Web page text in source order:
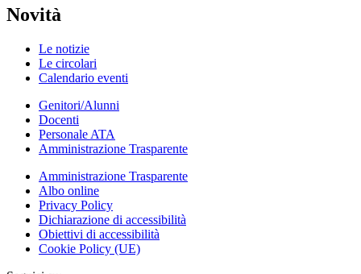
Novità
Le notizie
Le circolari
Calendario eventi
Genitori/Alunni
Docenti
Personale ATA
Amministrazione Trasparente
Amministrazione Trasparente
Albo online
Privacy Policy
Dichiarazione di accessibilità
Obiettivi di accessibilità
Cookie Policy (UE)